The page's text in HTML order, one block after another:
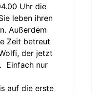
Uhr die
leben ihren
Außerdem
Zeit betreut
der jetzt
Einfach nur
auf die erste